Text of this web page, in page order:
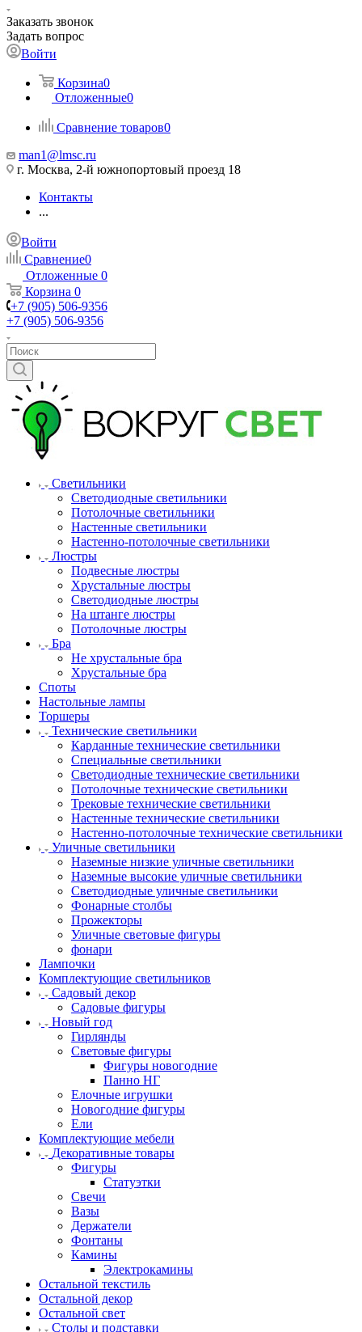
Заказать звонок
Задать вопрос
Войти
Корзина0
Отложенные0
Сравнение товаров0
man1@lmsc.ru
г. Москва, 2-й южнопортовый проезд 18
Контакты
...
Войти
Сравнение0
Отложенные 0
Корзина 0
+7 (905) 506-9356
+7 (905) 506-9356
Светильники
Светодиодные светильники
Потолочные светильники
Настенные светильники
Настенно-потолочные светильники
Люстры
Подвесные люстры
Хрустальные люстры
Светодиодные люстры
На штанге люстры
Потолочные люстры
Бра
Не хрустальные бра
Хрустальные бра
Споты
Настольные лампы
Торшеры
Технические светильники
Карданные технические светильники
Специальные светильники
Светодиодные технические светильники
Потолочные технические светильники
Трековые технические светильники
Настенные технические светильники
Настенно-потолочные технические светильники
Уличные светильники
Наземные низкие уличные светильники
Наземные высокие уличные светильники
Светодиодные уличные светильники
Фонарные столбы
Прожекторы
Уличные световые фигуры
фонари
Лампочки
Комплектующие светильников
Садовый декор
Садовые фигуры
Новый год
Гирлянды
Световые фигуры
Фигуры новогодние
Панно НГ
Елочные игрушки
Новогодние фигуры
Ели
Комплектующие мебели
Декоративные товары
Фигуры
Статуэтки
Свечи
Вазы
Держатели
Фонтаны
Камины
Электрокамины
Остальной текстиль
Остальной декор
Остальной свет
Столы и подставки